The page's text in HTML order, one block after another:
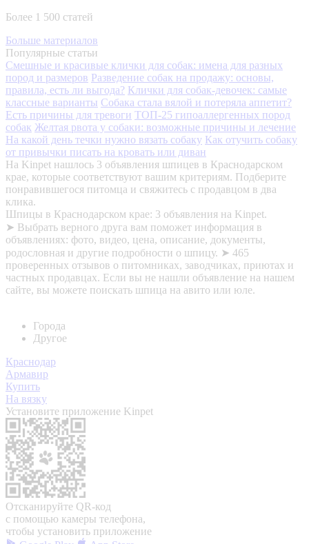
Более 1 500 статей
Больше материалов
Популярные статьи
Смешные и красивые клички для собак: имена для разных
пород и размеров Разведение собак на продажу: основы,
правила, есть ли выгода? Клички для собак-девочек: самые
классные варианты Собака стала вялой и потеряла аппетит?
Есть причины для тревоги ТОП-25 гипоаллергенных пород
собак Желтая рвота у собаки: возможные причины и лечение
На какой день течки нужно вязать собаку Как отучить собаку
от привычки писать на кровать или диван
На Kinpet нашлось 3 объявления шпицев в Краснодарском
крае, которые соответствуют вашим критериям. Подберите
понравившегося питомца и свяжитесь с продавцом в два
клика.
Шпицы в Краснодарском крае: 3 объявления на Kinpet.
➤ Выбрать верного друга вам поможет информация в
объявлениях: фото, видео, цена, описание, документы,
родословная и другие подробности о шпицу. ➤ 465
проверенных отзывов о питомниках, заводчиках, приютах и
частных продавцах. Если вы не нашли объявление на нашем
сайте, вы можете поискать шпица на авито или юле.
Города
Другое
Краснодар
Армавир
Купить
На вязку
Установите приложение Kinpet
Отсканируйте QR-код
с помощью камеры телефона,
чтобы установить приложение